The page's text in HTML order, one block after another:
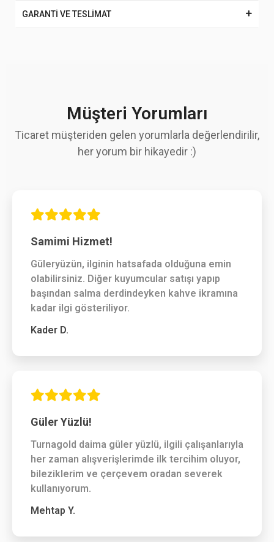
GARANTİ VE TESLİMAT
Müşteri Yorumları
Ticaret müşteriden gelen yorumlarla değerlendirilir,
her yorum bir hikayedir :)
Samimi Hizmet!
Güleryüzün, ilginin hatsafada olduğuna emin
olabilirsiniz. Diğer kuyumcular satışı yapıp
başından salma derdindeyken kahve ikramına
kadar ilgi gösteriliyor.
Kader D.
Güler Yüzlü!
Turnagold daima güler yüzlü, ilgili çalışanlarıyla
her zaman alışverişlerimde ilk tercihim oluyor,
bileziklerim ve çerçevem oradan severek
kullanıyorum.
Mehtap Y.